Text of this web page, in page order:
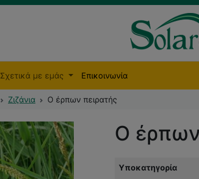
Σχετικά με εμάς Επικοινωνία
Ζιζάνια Ο έρπων πειρατής
Ο έρπων
Υποκατηγορία